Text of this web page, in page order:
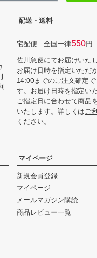
配送・送料
宅配便 全国一律550円
佐川急便にてお届けいた
お届け日時を指定いただ
14:00までのご注文確定
す。お届け日時を指定い
ご指定日に合わせて商品
いたします。詳しくはご
ください。
マイページ
新規会員登録
マイページ
メールマガジン購読
商品レビュー一覧